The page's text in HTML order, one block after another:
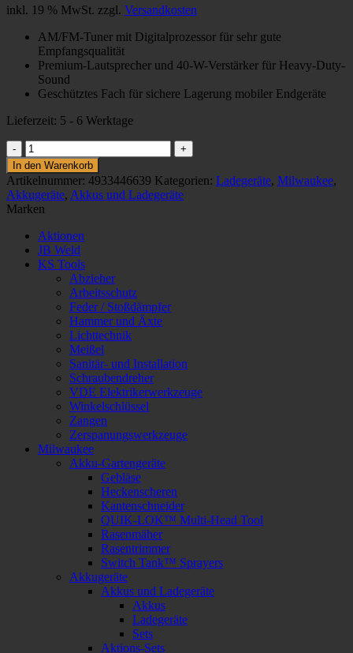
war:
ist:
inkl. 19 % MwSt. zzgl. Versandkosten
AM/FM-Tuner mit Digitalprozessor für sehr gute
Empfangsqualität
Premium-Lautsprecher und 40-W-Verstärker für Heavy-Duty-
Sound
Geschütztes Fach für sichere Lagerung mobiler Endgeräte
Lieferzeit: 5 - 6 Werktage
M18™
AKKU-/NETZ-
RADIO
MIT
LADEFUNKTION
Menge
In den Warenkorb
Artikelnummer: 4933446639 Kategorien: Ladegeräte, Milwaukee,
Akkugeräte, Akkus und Ladegeräte
Marken
Aktionen
JB Weld
KS Tools
Abzieher
Arbeitsschutz
Feder / Stoßdämpfer
Hammer und Äxte
Lichttechnik
Meißel
Sanitär- und Installation
Schraubendreher
VDE Elektrikerwerkzeuge
Winkelschlüssel
Zangen
Zerspanungswerkzeuge
Milwaukee
Akku-Gartengeräte
Gebläse
Heckenscheren
Kantenschneider
QUIK-LOK™ Multi-Head Tool
Rasenmäher
Rasentrimmer
Switch Tank™ Sprayers
Akkugeräte
Akkus und Ladegeräte
Akkus
Ladegeräte
Sets
Aktions-Sets